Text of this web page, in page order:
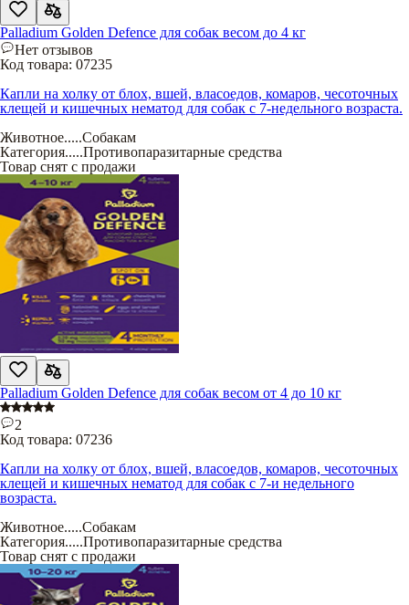
Palladium Golden Defence для собак весом до 4 кг
Нет отзывов
Код товара: 07235
Капли на холку от блох, вшей, власоедов, комаров, чесоточных
клещей и кишечных нематод для собак с 7-недельного возраста.
Животное.....Собакам
Категория.....Противопаразитарные средства
Товар снят с продажи
Palladium Golden Defence для собак весом от 4 до 10 кг
2
Код товара: 07236
Капли на холку от блох, вшей, власоедов, комаров, чесоточных
клещей и кишечных нематод для собак с 7-и недельного
возраста.
Животное.....Собакам
Категория.....Противопаразитарные средства
Товар снят с продажи